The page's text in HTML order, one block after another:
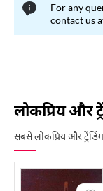
For any
contact us
लोकप्रिय और
सबसे लोकप्रिय और